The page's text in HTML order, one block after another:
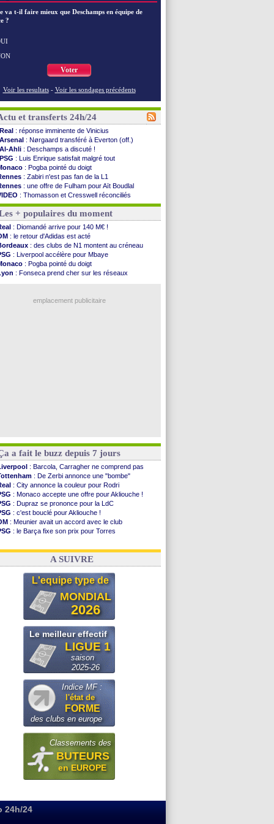
va t-il faire mieux que Deschamps en équipe de
?
Voter
Voir les resultats - Voir les sondages précédents
et transferts 24h/24
Real : réponse imminente de Vinicius
Arsenal : Nørgaard transféré à Everton (off.)
Al-Ahli : Deschamps a discuté !
PSG : Luis Enrique satisfait malgré tout
: Pogba pointé du doigt
: Zabiri n'est pas fan de la L1
: une offre de Fulham pour Aït Boudlal
: Thomasson et Cresswell réconciliés
: Nzonzi avait des pistes en L1
: Mangala sur le départ
: Arsenal s'incline face au Real Betis
: lourde défaite pour le PSG
City: Maresca flou pour Reijnders
: Fenerbahçe prend une belle option
Diriyah: Mbemba arrive libre (officiel)
: le plan d'Alvarez à son retour
: premier succès pour Brest
: la compo pour le premier match amical
+ populaires du moment
: Diomandé arrive pour 140 M€ !
: le retour d'Adidas est acté
: des clubs de N1 montent au créneau
: Liverpool accélère pour Mbaye
: Pogba pointé du doigt
: Fonseca prend cher sur les réseaux
emplacement publicitaire
a fait le buzz depuis 7 jours
: Barcola, Carragher ne comprend pas
: De Zerbi annonce une "bombe"
: City annonce la couleur pour Rodri
: Monaco accepte une offre pour Akliouche !
: Dupraz se prononce pour la LdC
: c'est bouclé pour Akliouche !
: Meunier avait un accord avec le club
: le Barça fixe son prix pour Torres
: Infantino sollicite Trump
A SUIVRE
L'equipe type de
MONDIAL
2026
Le meilleur effectif
LIGUE 1
saison
2025-26
Indice MF :
l'état de
FORME
des clubs en europe
Classements des
BUTEURS
en EUROPE
24h/24